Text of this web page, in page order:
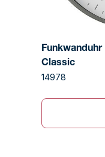
Funkwanduhr
Classic
14978